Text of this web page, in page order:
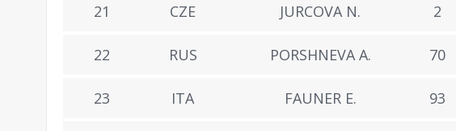
21 CZE JURCOVA N. 2
22 RUS PORSHNEVA A. 70
23 ITA FAUNER E. 93